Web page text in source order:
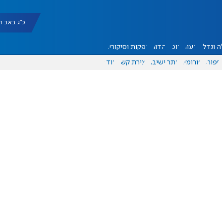
כ"ג באב תשפ"ו
ונדל"ן דעות אוכל יהדות הפקות וסיקורים
ספורט פורומים אתר ישיבה יצירת קשר עוד